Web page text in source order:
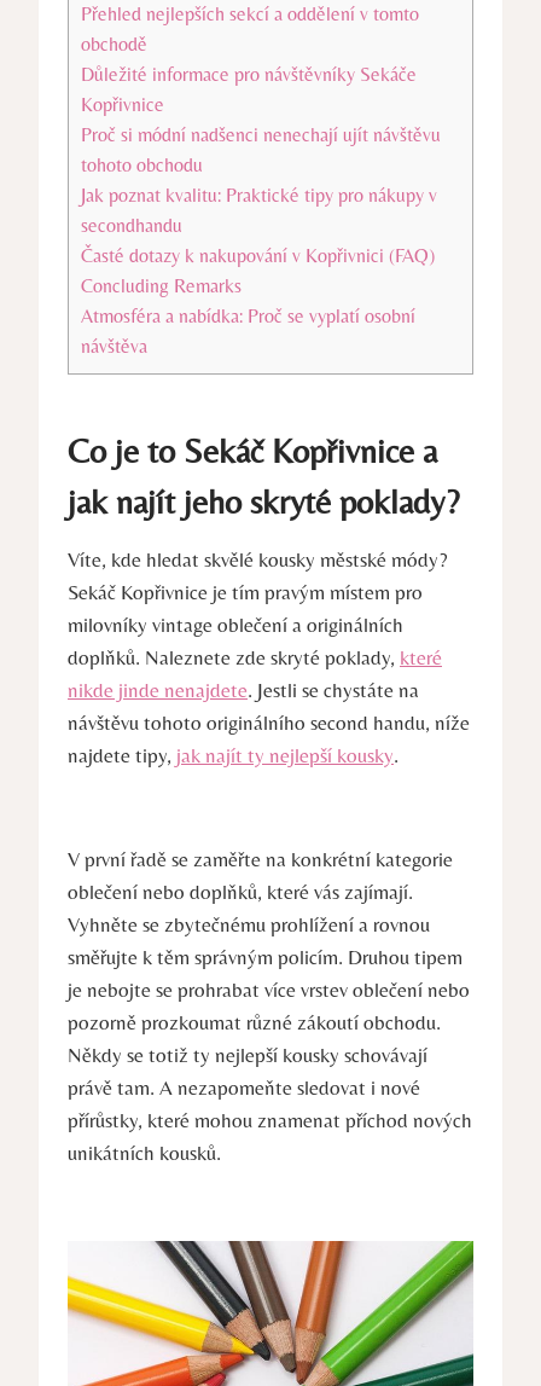
Přehled nejlepších sekcí a oddělení v tomto
obchodě
Důležité informace pro návštěvníky Sekáče
Kopřivnice
Proč si módní nadšenci nenechají ujít návštěvu
tohoto obchodu
Jak poznat kvalitu: Praktické tipy pro nákupy v
secondhandu
Časté dotazy k nakupování v Kopřivnici (FAQ)
Concluding Remarks
Atmosféra a nabídka: Proč se vyplatí osobní
návštěva
Co je to Sekáč Kopřivnice a
jak najít jeho skryté poklady?
Víte, kde hledat skvělé kousky městské módy?
Sekáč Kopřivnice je tím pravým místem pro
milovníky vintage oblečení a originálních
doplňků. Naleznete zde skryté poklady, které
nikde jinde nenajdete. Jestli se chystáte na
návštěvu tohoto originálního second handu, níže
najdete tipy, jak najít ty nejlepší kousky.
V první řadě se zaměřte na konkrétní kategorie
oblečení nebo doplňků, které vás zajímají.
Vyhněte se zbytečnému prohlížení a rovnou
směřujte k těm správným policím. Druhou tipem
je nebojte se prohrabat více vrstev oblečení nebo
pozorně prozkoumat různé zákoutí obchodu.
Někdy se totiž ty nejlepší kousky schovávají
právě tam. A nezapomeňte sledovat i nové
přírůstky, které mohou znamenat příchod nových
unikátních kousků.